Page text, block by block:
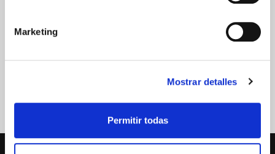
Marketing
Mostrar detalles
Permitir todas